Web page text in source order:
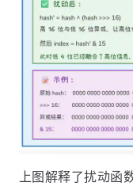
上图解释了扰动函